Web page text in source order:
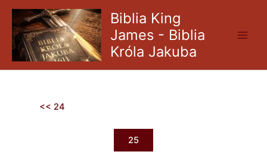
Skip
content
Biblia King
James - Biblia
Króla Jakuba
<< 24
25